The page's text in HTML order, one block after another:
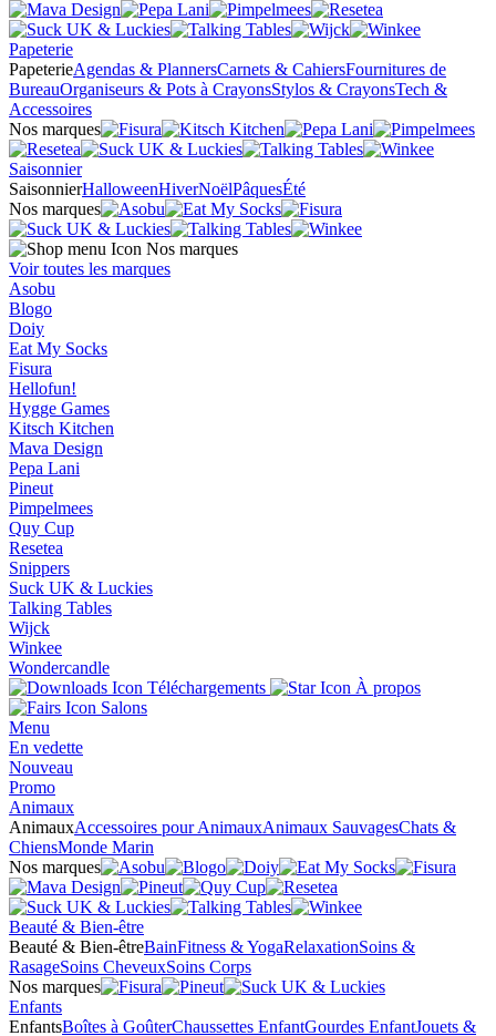
Papeterie
PapeterieAgendas & PlannersCarnets & CahiersFournitures de
BureauOrganiseurs & Pots à CrayonsStylos & CrayonsTech &
Accessoires
Nos marques
Saisonnier
SaisonnierHalloweenHiverNoëlPâquesÉté
Nos marques
Nos marques
Voir toutes les marques
Asobu
Blogo
Doiy
Eat My Socks
Fisura
Hellofun!
Hygge Games
Kitsch Kitchen
Mava Design
Pepa Lani
Pineut
Pimpelmees
Quy Cup
Resetea
Snippers
Suck UK & Luckies
Talking Tables
Wijck
Winkee
Wondercandle
Téléchargements
À propos
Salons
Menu
En vedette
Nouveau
Promo
Animaux
AnimauxAccessoires pour AnimauxAnimaux SauvagesChats &
ChiensMonde Marin
Nos marques
Beauté & Bien-être
Beauté & Bien-êtreBainFitness & YogaRelaxationSoins &
RasageSoins CheveuxSoins Corps
Nos marques
Enfants
EnfantsBoîtes à GoûterChaussettes EnfantGourdes EnfantJouets &